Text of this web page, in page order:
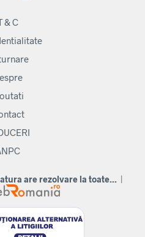
& C
are rezolvare la toate... |